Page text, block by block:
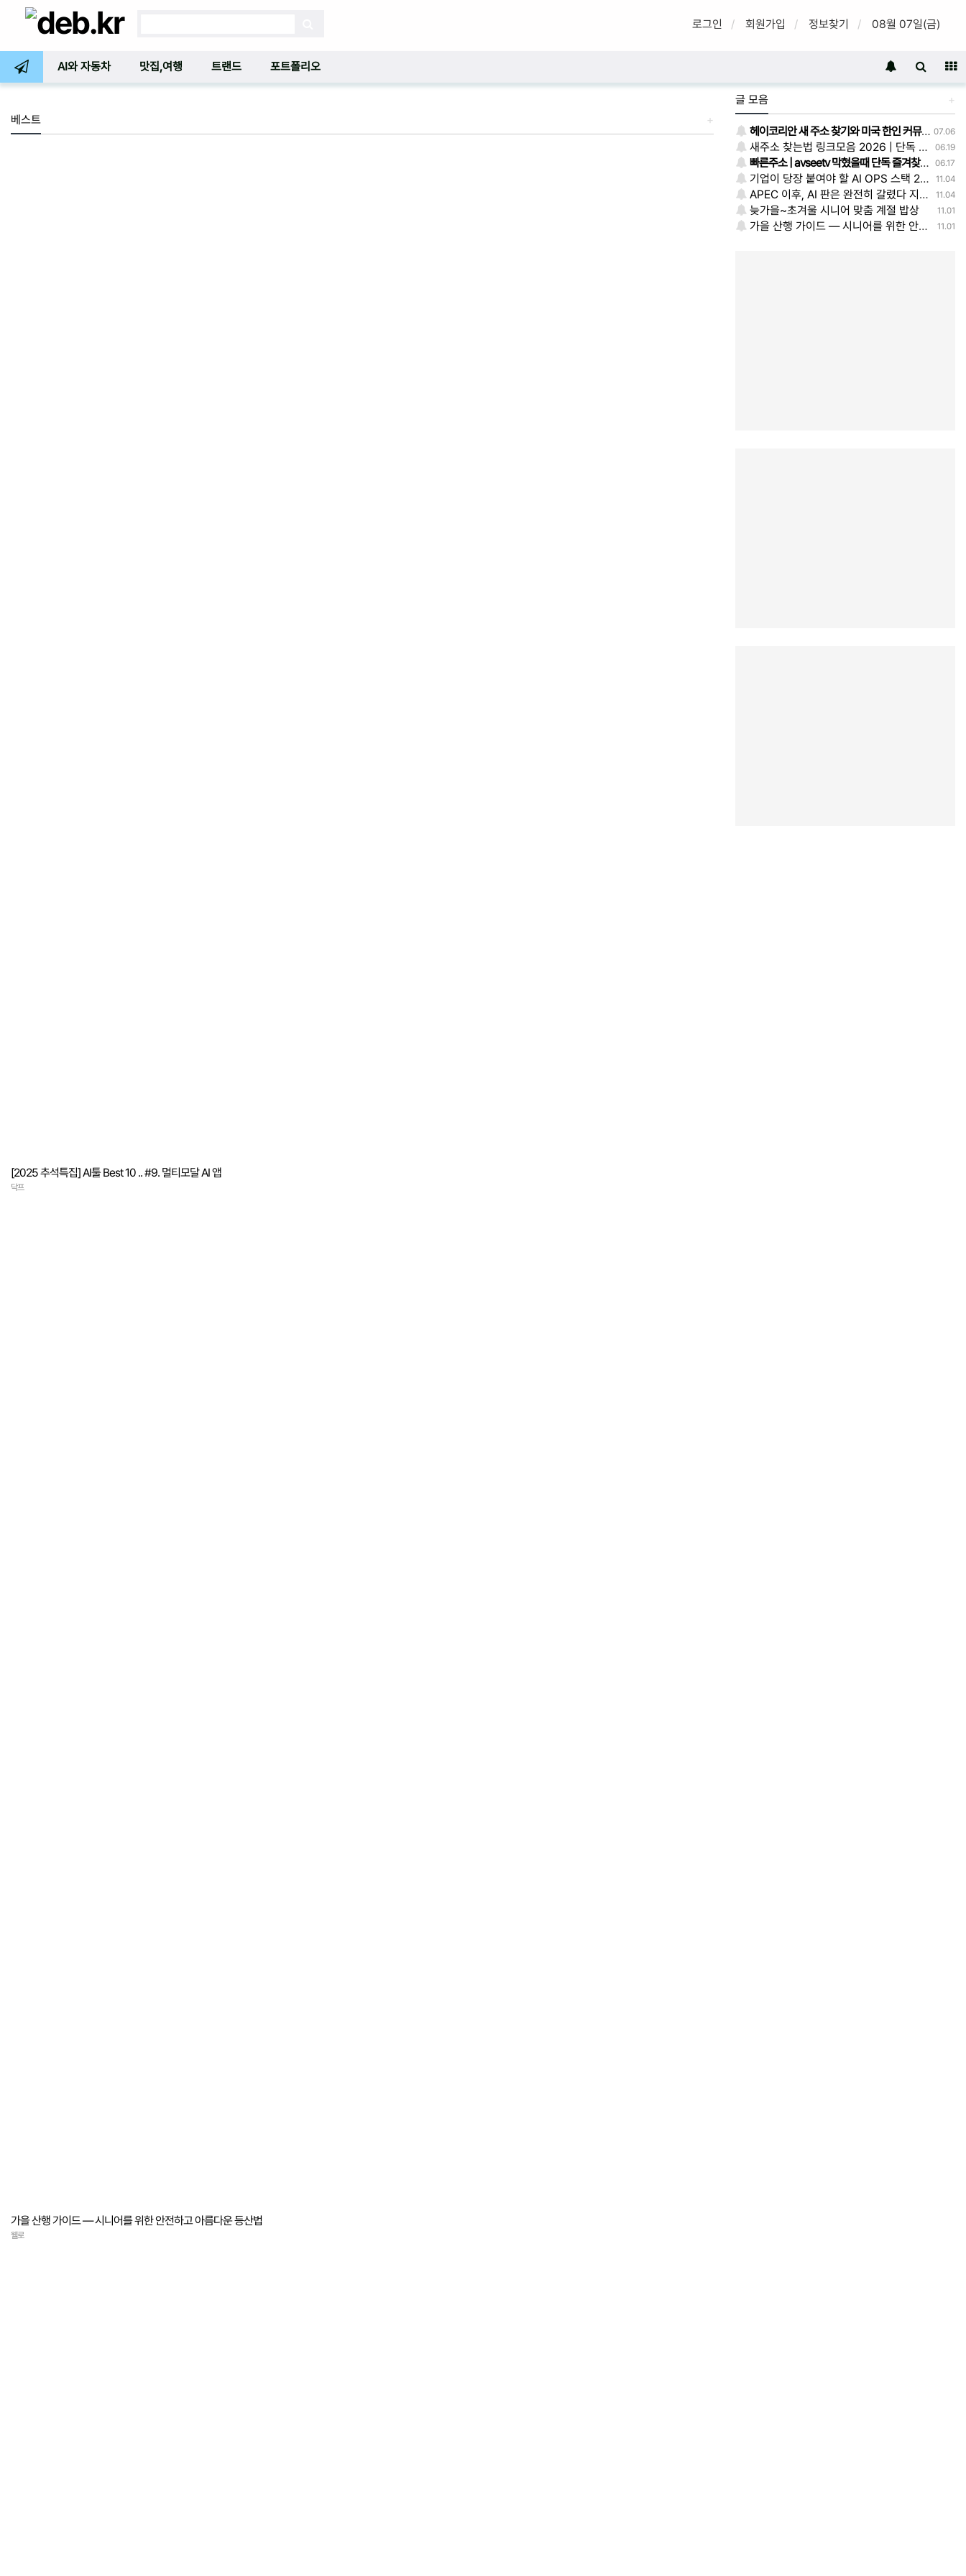
로그인 회원가입 정보찾기 08월 07일(금)
AI와 자동차 맛집,여행 트랜드 포트폴리오
+
베스트
[2025 추석특집] AI툴 Best 10 .. #9. 멀티모달 AI 앱
닥프
가을 산행 가이드 — 시니어를 위한 안전하고 아름다운 등산법
웰로
+
글 모음
07.06
헤이코리안 새 주소 찾기와 미국 한인 커뮤니티 이용 후기
06.19
새주소 찾는법 링크모음 2026 | 단독 공개 - 주소얌
06.17
빠른주소 | avseetv 막혔을때 단독 즐겨찾기 정리 주소얌
11.04
기업이 당장 붙여야 할 AI OPS 스택 2025 — 모델·평가·워크플로·권한·대시보드 실전 레시피
11.04
APEC 이후, AI 판은 완전히 갈렸다 지금 당장 바꿔야 할 생존전략
11.01
늦가을~초겨울 시니어 맞춤 계절 밥상
11.01
가을 산행 가이드 — 시니어를 위한 안전하고 아름다운 등산법